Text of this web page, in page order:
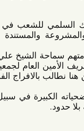
في الختام، أتمنى أن يخرج مؤتمرنا بنتائج تسهم في دعم الحراك السلمي للشعب في البحرين
وفي مقدمتهم سماحة الشيخ علي سلمان
الأمين العام لجمعية الوفاق الوطني الاسلامية، والرفيق ابراهيم شريف الأمين العام لجمعية العمل
ومن هنا نطالب بالافراج الفوري عن
المجد للشعب البحريني  في حراكه السلمي وابداعه النضالي وتضحياته الكبيرة في سبيل تحقيق